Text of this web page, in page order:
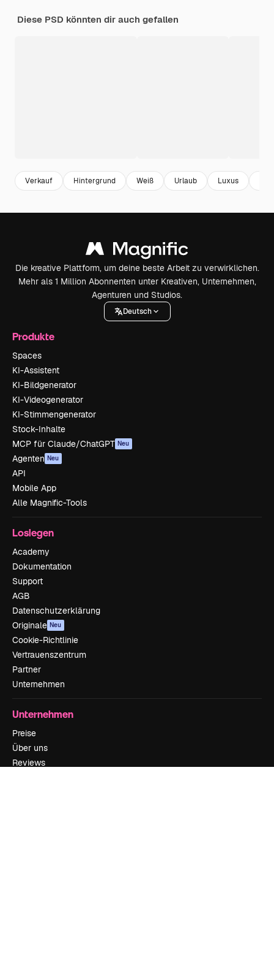
Diese PSD könnten dir auch gefallen
Verkauf Hintergrund Weiß Urlaub Luxus
Die kreative Plattform, um deine beste Arbeit zu verwirklichen.
Mehr als 1 Million Abonnenten unter Kreativen, Unternehmen,
Agenturen und Studios.
Deutsch
Produkte
Spaces
KI-Assistent
KI-Bildgenerator
KI-Videogenerator
KI-Stimmengenerator
Stock-Inhalte
MCP für Claude/ChatGPT Neu
Agenten Neu
API
Mobile App
Alle Magnific-Tools
Loslegen
Academy
Dokumentation
Support
AGB
Datenschutzerklärung
Originale Neu
Cookie-Richtlinie
Vertrauenszentrum
Partner
Unternehmen
Unternehmen
Preise
Über uns
Reviews